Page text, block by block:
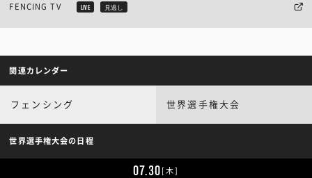
FENCING TV LIVE 見逃し
関連カレンダー
フェンシング 世界選手権大会
世界選手権大会の日程
07.30[木]